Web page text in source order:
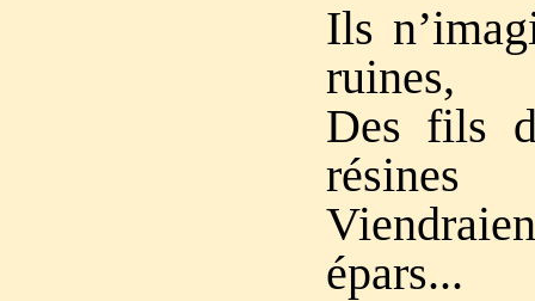
Ils
ruines,
Des fils
résines
épars...